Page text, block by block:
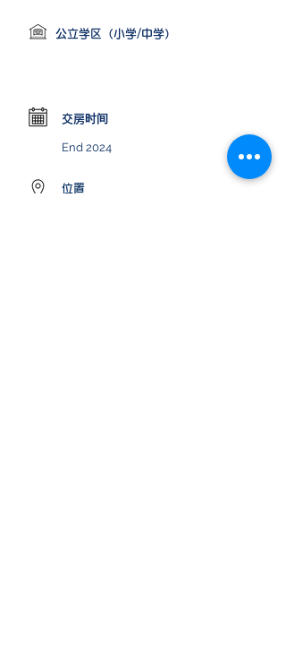
公立学区（小学/中学）
交房时间
End 2024
位置